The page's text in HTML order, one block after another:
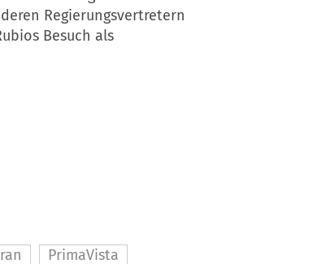
Regierungsvertretern
Besuch als
PrimaVista